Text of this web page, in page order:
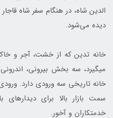
دیده می‌شود.
خانه تدین که از خشت، آجر و
می­گیرد، سه بخش بیرونی،
خانه تاریخی سه ورودی دارد.
سمت بازار بالا برای دیدارهای
خدمتکاران و آخور.